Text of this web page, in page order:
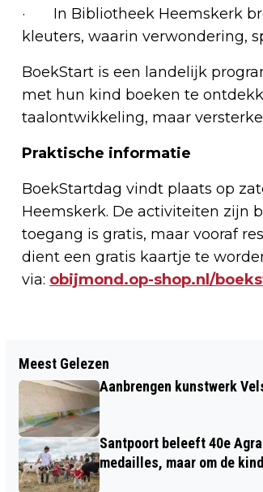
· In Bibliotheek Heemskerk
kleuters, waarin verwondering,
BoekStart is een landelijk
met hun kind boeken te
taalontwikkeling, maar
Praktische informatie
BoekStartdag vindt plaats op
Heemskerk. De activiteiten zijn
toegang is gratis, maar vooraf
dient een gratis kaartje te
via: obijmond.op-shop.nl/
DONALD POLS TOCH NIET
STEEL NA INFORMATIE OVER
Meest Gelezen
Aanbrengen kunstwerk
Santpoort beleeft 40e
medailles, maar om de